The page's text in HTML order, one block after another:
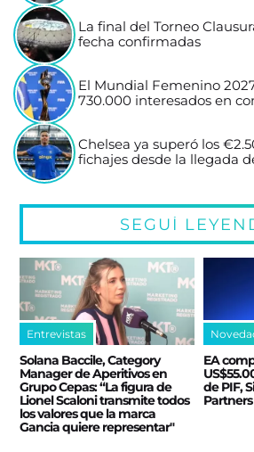
La final del Torneo
fecha confirmadas
El Mundial Femenino
730.000 interesados en
Chelsea ya superó los
fichajes desde la llegada
SEGUÍ
Entrevistas
Solana Baccile, Category
Manager de Aperitivos en
Grupo Cepas: “La figura de
Lionel Scaloni transmite todos
los valores que la marca
Gancia quiere representar"
EA
de PIF,
Partners